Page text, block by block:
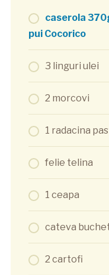
caserola
pui Cocorico
3 linguri ulei
2 morcovi
1 radacina
felie telina
1 ceapa
cateva
2 cartofi